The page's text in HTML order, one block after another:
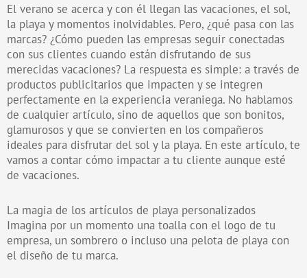
El verano se acerca y con él llegan las vacaciones, el sol,
la playa y momentos inolvidables. Pero, ¿qué pasa con las
marcas? ¿Cómo pueden las empresas seguir conectadas
con sus clientes cuando están disfrutando de sus
merecidas vacaciones? La respuesta es simple: a través de
productos publicitarios que impacten y se integren
perfectamente en la experiencia veraniega. No hablamos
de cualquier artículo, sino de aquellos que son bonitos,
glamurosos y que se convierten en los compañeros
ideales para disfrutar del sol y la playa. En este artículo, te
vamos a contar cómo impactar a tu cliente aunque esté
de vacaciones.
La magia de los artículos de playa personalizados
Imagina por un momento una toalla con el logo de tu
empresa, un sombrero o incluso una pelota de playa con
el diseño de tu marca.